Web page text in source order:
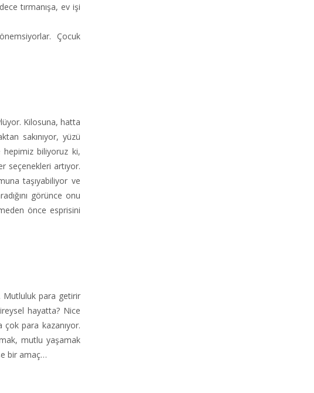
tırmanışa, ev işi
Çocuk
Kilosuna, hatta
sakınıyor, yüzü
hepimiz biliyoruz ki,
seçenekleri artıyor.
taşıyabiliyor ve
görünce onu
önce esprisini
Mutluluk para getirir
hayatta? Nice
para kazanıyor.
mutlu yaşamak
bir amaç…